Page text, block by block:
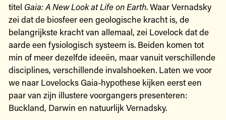
titel Gaia: A New Look at Life on Earth. Waar Vernadsky
zei dat de biosfeer een geologische kracht is, de
belangrijkste kracht van allemaal, zei Lovelock dat de
aarde een fysiologisch systeem is. Beiden komen tot
min of meer dezelfde ideeën, maar vanuit verschillende
disciplines, verschillende invalshoeken. Laten we voor
we naar Lovelocks Gaia-hypothese kijken eerst een
paar van zijn illustere voorgangers presenteren:
Buckland, Darwin en natuurlijk Vernadsky.